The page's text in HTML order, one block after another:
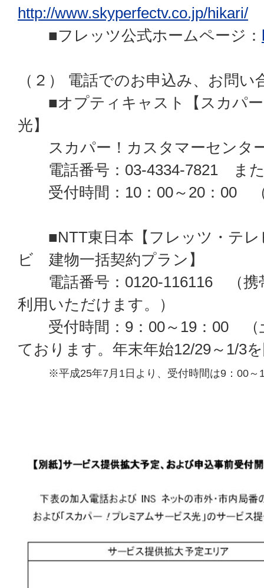
http://www.skyperfectv.co.jp/hikari/
■フレッツ公式ホームページ：
（２） 電話でのお申込み、お問い
■オプティキャスト【スカパー
光】
スカパー！カスタマーセンタ
電話番号：03-4334-7821 ま
受付時間：10：00～20：00
■NTT東日本【フレッツ・テレ
ビ 建物一括契約プラン】
電話番号：0120-116116 （携
利用いただけます。）
受付時間：9：00～19：00 （
ております。年末年始12/29～1/3
※平成25年7月1日より、受付時間は9：00～